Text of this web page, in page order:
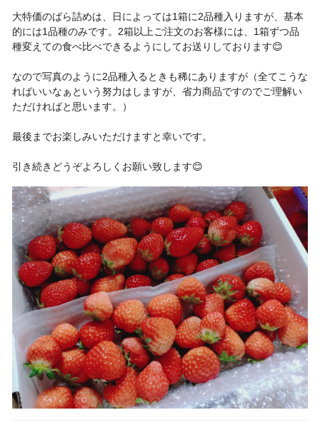
大特価のばら詰めは、日によっては1箱に2品種入りますが、基本
的には1品種のみです。2箱以上ご注文のお客様には、1箱ずつ品
種変えての食べ比べできるようにしてお送りしております😊
なので写真のように2品種入るときも稀にありますが（全てこうな
ればいいなぁという努力はしますが、省力商品ですのでご理解い
ただければと思います。）
最後までお楽しみいただけますと幸いです。
引き続きどうぞよろしくお願い致します😊